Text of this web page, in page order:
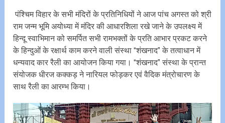
पंश्चिम विहार के सभी मंदिरों के प्रतिनिधियों ने आज पांच अगस्त को श्री
राम जन्म भूमि अयोध्या में मंदिर की आधारशिला रखे जाने के उपलक्ष्य में
हिन्दू स्वाभिमान को समर्पित सभी रामभक्तों के प्रति आभार प्रकट करने
के हिन्दुओं के रक्षार्थ काम करने वाली संस्था “शंखनाद” के तत्वाधान में
धन्यवाद कार रैली का आयोजन किया गया। “शंखनाद” संस्था के प्रान्त
संयोजक धीरज कक्कड़ ने नारियल फोड़कर एवं वैदिक मंत्रोचारण के
साथ रैली का आरम्भ किया।